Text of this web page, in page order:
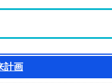
計画